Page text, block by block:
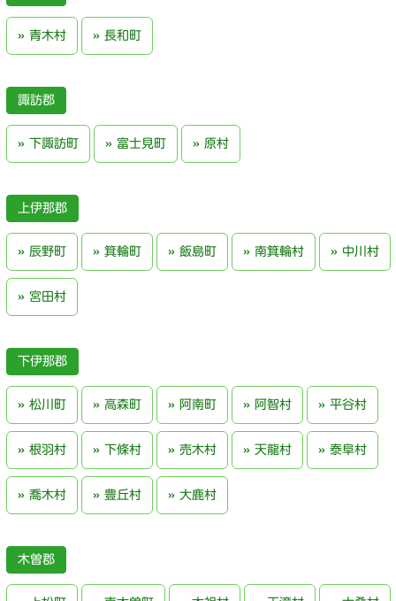
青木村 長和町
諏訪郡
下諏訪町 富士見町 原村
上伊那郡
辰野町 箕輪町 飯島町 南箕輪村 中川村
宮田村
下伊那郡
松川町 高森町 阿南町 阿智村 平谷村
根羽村 下條村 売木村 天龍村 泰阜村
喬木村 豊丘村 大鹿村
木曽郡